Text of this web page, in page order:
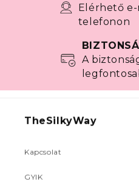
A
Elérhető
telefonon
TheSilkyWay
Kapcsolat
GYIK